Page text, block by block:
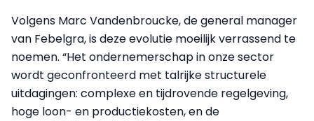
Volgens Marc Vandenbroucke, de general manager
van Febelgra, is deze evolutie moeilijk verrassend te
noemen. “Het ondernemerschap in onze sector
wordt geconfronteerd met talrijke structurele
uitdagingen: complexe en tijdrovende regelgeving,
hoge loon- en productiekosten, en de